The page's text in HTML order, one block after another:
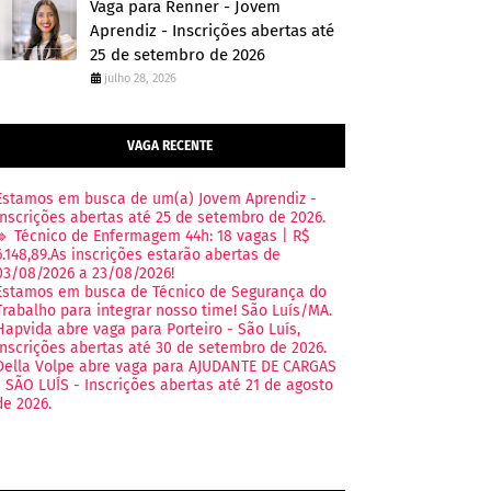
Vaga para Renner - Jovem
Aprendiz - Inscrições abertas até
25 de setembro de 2026
julho 28, 2026
VAGA RECENTE
em busca de um(a) Jovem Aprendiz -
abertas até 25 de setembro de 2026.
Técnico de Enfermagem 44h: 18 vagas | R$
inscrições estarão abertas de
08/2026 a 23/08/2026!
em busca de Técnico de Segurança do
para integrar nosso time! São Luís/MA.
abre vaga para Porteiro - São Luís,
abertas até 30 de setembro de 2026.
Volpe abre vaga para AJUDANTE DE CARGAS
SÃO LUÍS - Inscrições abertas até 21 de agosto
2026.